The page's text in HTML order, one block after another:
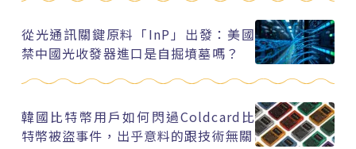
從光通訊關鍵原料「InP」出發：美國
禁中國光收發器進口是自掘墳墓嗎？
韓國比特幣用戶如何閃過Coldcard比
特幣被盜事件，出乎意料的跟技術無關